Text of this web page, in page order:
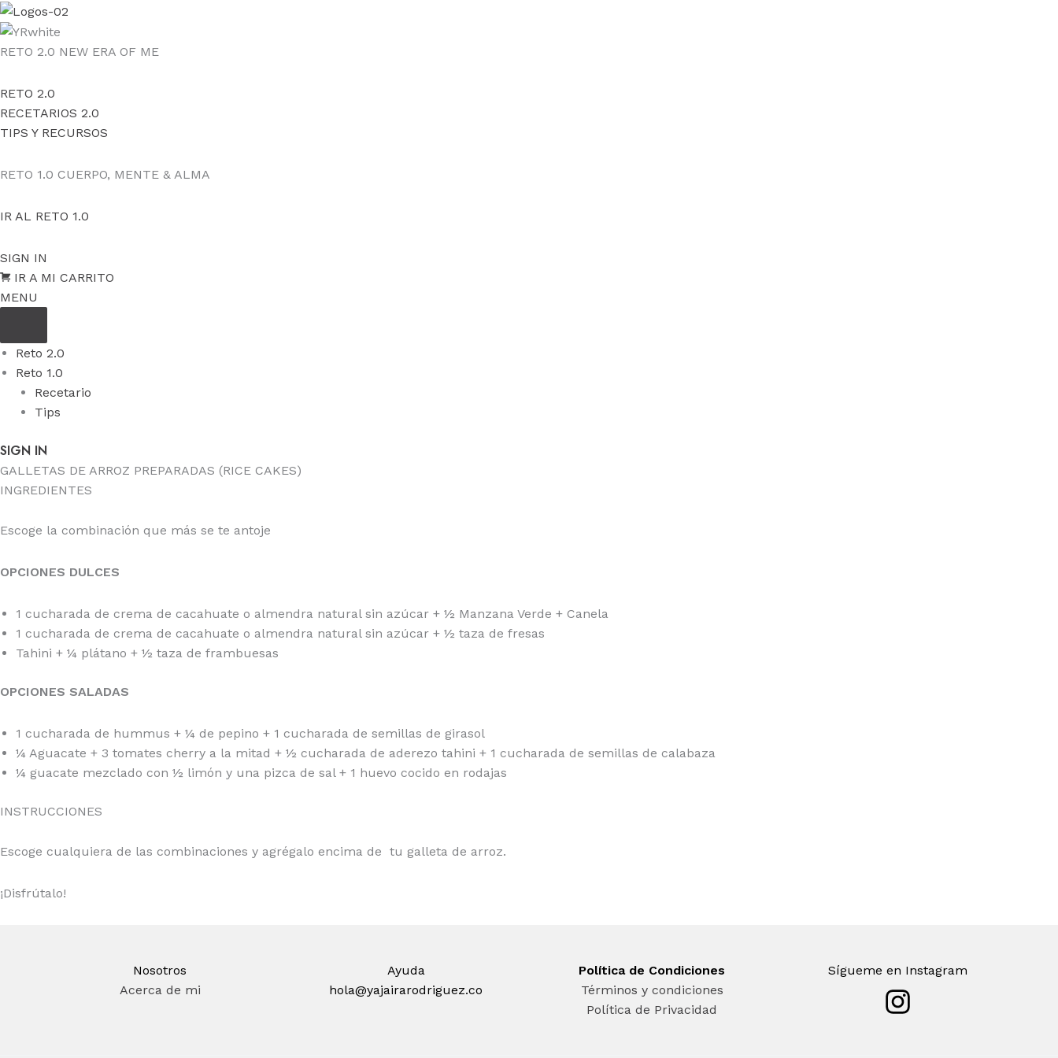
Ir
al
contenido
RETO 2.0 NEW ERA OF ME
RETO 2.0
RECETARIOS 2.0
TIPS Y RECURSOS
RETO 1.0 CUERPO, MENTE & ALMA
IR AL RETO 1.0
SIGN IN
IR A MI CARRITO
MENU
Reto 2.0
Reto 1.0
Recetario
Tips
SIGN IN
GALLETAS DE ARROZ PREPARADAS (RICE CAKES)
INGREDIENTES
Escoge la combinación que más se te antoje
OPCIONES DULCES
1 cucharada de crema de cacahuate o almendra natural sin azúcar + ½ Manzana Verde + Canela
1 cucharada de crema de cacahuate o almendra natural sin azúcar + ½ taza de fresas
Tahini + ¼ plátano + ½ taza de frambuesas
OPCIONES SALADAS
1 cucharada de hummus + ¼ de pepino + 1 cucharada de semillas de girasol
¼ Aguacate + 3 tomates cherry a la mitad + ½ cucharada de aderezo tahini + 1 cucharada de semillas de calabaza
¼ guacate mezclado con ½ limón y una pizca de sal + 1 huevo cocido en rodajas
INSTRUCCIONES
Escoge cualquiera de las combinaciones y agrégalo encima de tu galleta de arroz.
¡Disfrútalo!
Nosotros
Acerca de mi
Ayuda
hola@yajairarodriguez.co
Política de Condiciones
Términos y condiciones
Política de Privacidad
Sígueme en Instagram